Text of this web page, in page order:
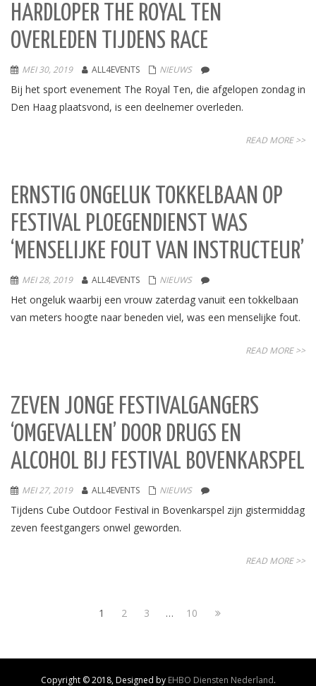
HARDLOPER THE ROYAL TEN
OVERLEDEN TIJDENS RACE
MEI 30, 2019 ALL4EVENTS NIEUWS
Bij het sport evenement The Royal Ten, die afgelopen zondag in
Den Haag plaatsvond, is een deelnemer overleden.
READ MORE >>
ERNSTIG ONGELUK TOKKELBAAN OP
FESTIVAL PLOEGENDIENST WAS
‘MENSELIJKE FOUT VAN INSTRUCTEUR’
MEI 28, 2019 ALL4EVENTS NIEUWS
Het ongeluk waarbij een vrouw zaterdag vanuit een tokkelbaan
van meters hoogte naar beneden viel, was een menselijke fout.
READ MORE >>
ZEVEN JONGE FESTIVALGANGERS
‘OMGEVALLEN’ DOOR DRUGS EN
ALCOHOL BIJ FESTIVAL BOVENKARSPEL
MEI 27, 2019 ALL4EVENTS NIEUWS
Tijdens Cube Outdoor Festival in Bovenkarspel zijn gistermiddag
zeven feestgangers onwel geworden.
READ MORE >>
1 2 3 … 10
Copyright © 2018, Designed by EHBO Diensten Nederland.